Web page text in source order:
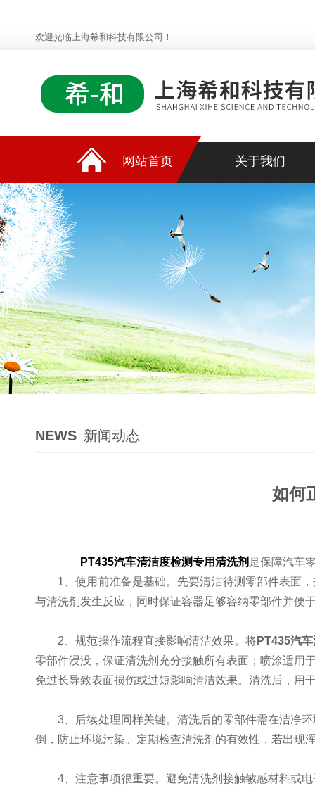
欢迎光临上海希和科技有限公司！
网站首页 关于我们
NEWS 新闻动态
如何
PT435汽车清洁度检测专用清洗剂 是保障汽车
​​1、使用前准备​​是基础。先要清洁待测零部件表面，
与清洗剂发生反应，同时保证容器足够容纳零部件并便
​​2、规范操作流程​​直接影响清洁效果。将PT435汽
零部件浸没，保证清洗剂充分接触所有表面；喷涂适用
免过长导致表面损伤或过短影响清洁效果。清洗后，用
​​3、后续处理​​同样关键。清洗后的零部件需在洁净环
倒，防止环境污染。定期检查清洗剂的有效性，若出现
4、​​注意事项​​很重要。避免清洗剂接触敏感材料或电